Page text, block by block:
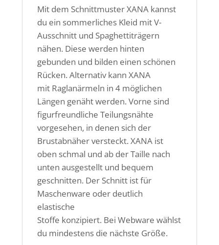
Mit dem Schnittmuster XANA kannst
du ein sommerliches Kleid mit V-
Ausschnitt und Spaghettiträgern
nähen. Diese werden hinten
gebunden und bilden einen schönen
Rücken. Alternativ kann XANA
mit Raglanärmeln in 4 möglichen
Längen genäht werden. Vorne sind
figurfreundliche Teilungsnähte
vorgesehen, in denen sich der
Brustabnäher versteckt. XANA ist
oben schmal und ab der Taille nach
unten ausgestellt und bequem
geschnitten. Der Schnitt ist für
Maschenware oder deutlich
elastische
Stoffe konzipiert. Bei Webware wählst
du mindestens die nächste Größe.